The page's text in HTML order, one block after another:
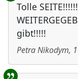
Tolle
gibt!!!!!
Petra Nikodym,